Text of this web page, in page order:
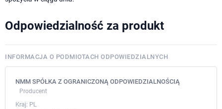
Odpowiedzialność za produkt
INFORMACJA O PODMIOTACH ODPOWIEDZIALNYCH
NMM SPÓŁKA Z OGRANICZONĄ ODPOWIEDZIALNOŚCIĄ
Producent
Kraj: PL